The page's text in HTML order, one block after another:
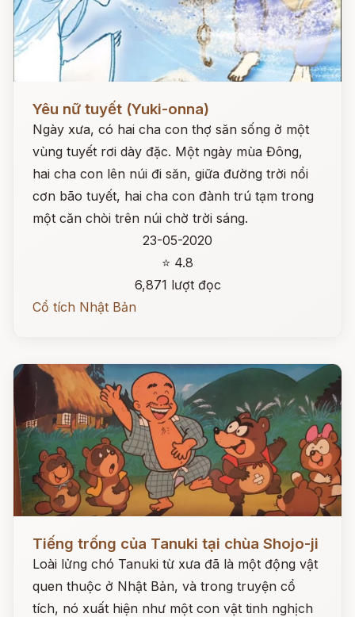
Yêu nữ tuyết (Yuki-onna)
Ngày xưa, có hai cha con thợ săn sống ở một
vùng tuyết rơi dày đặc. Một ngày mùa Đông,
hai cha con lên núi đi săn, giữa đường trời nổi
cơn bão tuyết, hai cha con đành trú tạm trong
một căn chòi trên núi chờ trời sáng.
23-05-2020
⭐ 4.8
6,871 lượt đọc
Cổ tích Nhật Bản
Đọc ngay
Tiếng trống của Tanuki tại chùa Shojo-ji
Loài lửng chó Tanuki từ xưa đã là một động vật
quen thuộc ở Nhật Bản, và trong truyện cổ
tích, nó xuất hiện như một con vật tinh nghịch